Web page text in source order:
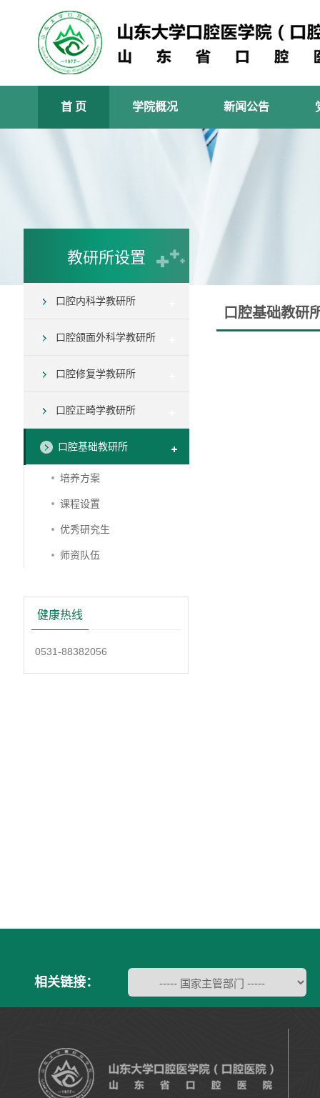
首 页 学院概况 新闻公告
教研所设置
口腔内科学教研所
口腔颌面外科学教研所
口腔修复学教研所
口腔正畸学教研所
口腔基础教研所
培养方案
课程设置
优秀研究生
师资队伍
健康热线
0531-88382056
口腔基础教研
相关链接：